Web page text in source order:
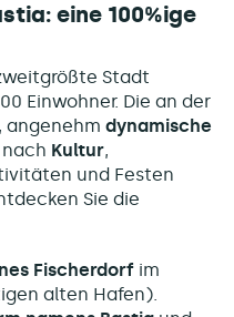
eine 100%ige
Stadt
Einwohner. Die an der
angenehm dynamische
Kultur,
und Festen
Sie die
Fischerdorf im
alten Hafen).